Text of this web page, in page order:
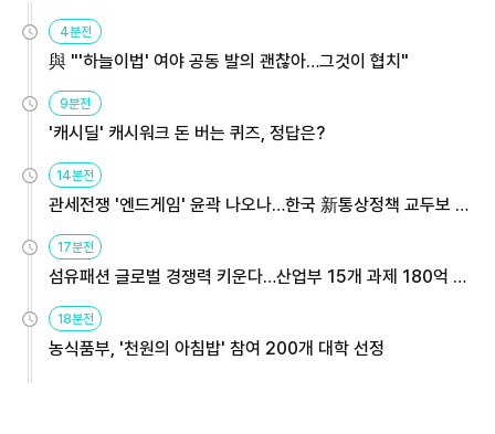
4분전
與 "'하늘이법' 여야 공동 발의 괜찮아…그것이 협치"
9분전
'캐시딜' 캐시워크 돈 버는 퀴즈, 정답은?
14분전
관세전쟁 '엔드게임' 윤곽 나오나…한국 新통상정책 교두보 활
17분전
섬유패션 글로벌 경쟁력 키운다…산업부 15개 과제 180억 지
18분전
농식품부, '천원의 아침밥' 참여 200개 대학 선정